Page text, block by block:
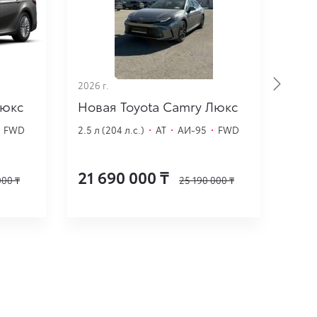
FWD
₸
Новая Toyota Camry Люкс
2026 г.
2.5 л (204 л.с.) · AT · АИ-95 · FWD
21 690 000₸ 25 190 000₸